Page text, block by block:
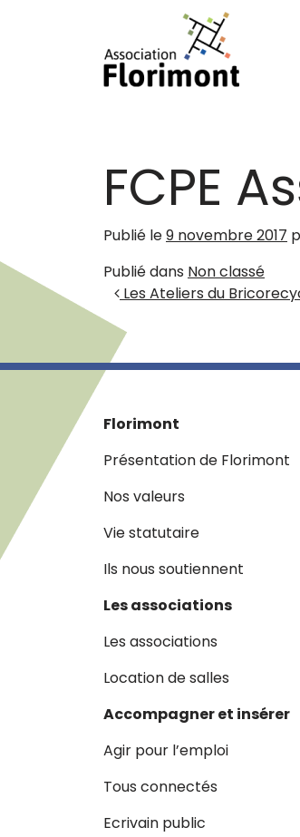
Navigation principale
FCPE
Publié le9 novembre 2017
Publié dans Non classé
Navigation
Les Ateliers du
Florimont
Présentation de Florimont
Nos valeurs
Vie statutaire
Ils nous soutiennent
Les associations
Les associations
Location de salles
Accompagner et insérer
Agir pour l’emploi
Tous connectés
Ecrivain public